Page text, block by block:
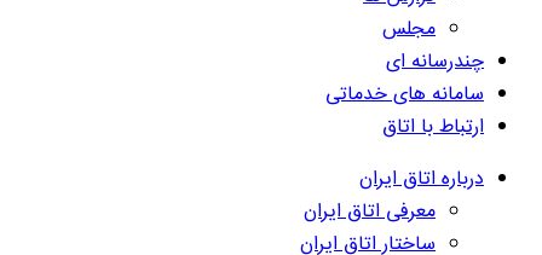
مجلس
چندرسانه ای
سامانه های خدماتی
ارتباط با اتاق
درباره اتاق ایران
معرفی اتاق ایران
ساختار اتاق ایران